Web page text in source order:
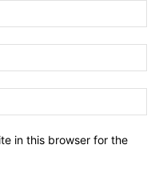
in this browser for the